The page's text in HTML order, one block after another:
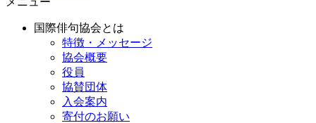
国際俳句協会とは
特徴・メッセージ
協会概要
役員
協賛団体
入会案内
寄付のお願い